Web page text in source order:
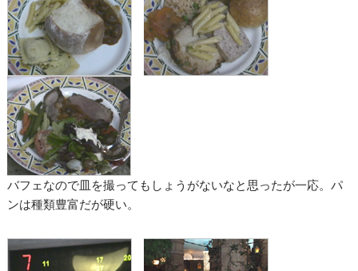
バフェなので皿を撮ってもしょうがないなと思ったが一応。パ
ンは種類豊富だが硬い。